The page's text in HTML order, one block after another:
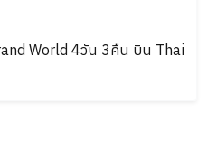
World 4วัน 3คืน บิน Thai